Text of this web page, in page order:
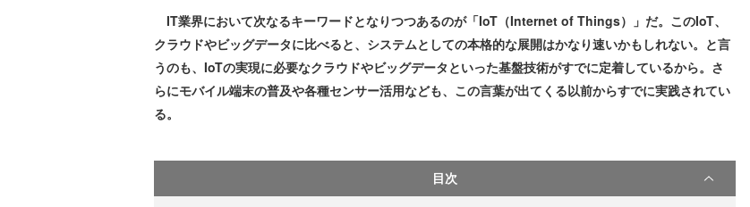
IT業界において次なるキーワードとなりつつあるのが「IoT（Internet of Things）」だ。このIoT、
クラウドやビッグデータに比べると、システムとしての本格的な展開はかなり速いかもしれない。と言
うのも、IoTの実現に必要なクラウドやビッグデータといった基盤技術がすでに定着しているから。さ
らにモバイル端末の普及や各種センサー活用なども、この言葉が出てくる以前からすでに実践されてい
る。
目次